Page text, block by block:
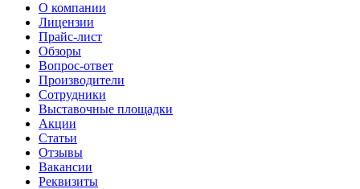
О компании
Лицензии
Прайс-лист
Обзоры
Вопрос-ответ
Производители
Сотрудники
Выставочные площадки
Акции
Статьи
Отзывы
Вакансии
Реквизиты